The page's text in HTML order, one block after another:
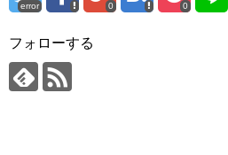
error 0 0
フォローする